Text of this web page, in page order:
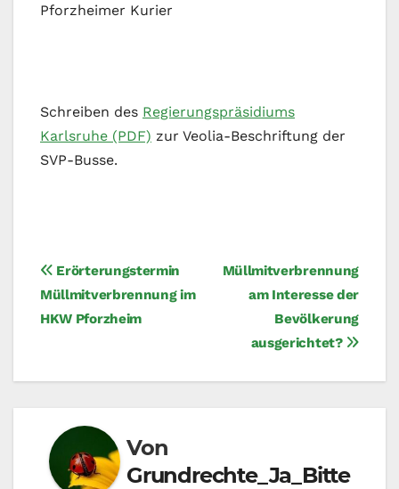
Pforzheimer Kurier
Schreiben des Regierungspräsidiums
Karlsruhe (PDF) zur Veolia-Beschriftung der
SVP-Busse.
Beitragsnavigation
Müllmitverbrennung
am Interesse der
Bevölkerung
ausgerichtet?
Erörterungstermin
Müllmitverbrennung im
HKW Pforzheim
Von
Grundrechte_Ja_Bitte